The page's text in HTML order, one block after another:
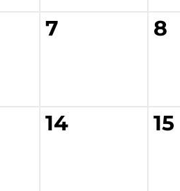
7 8
14 15